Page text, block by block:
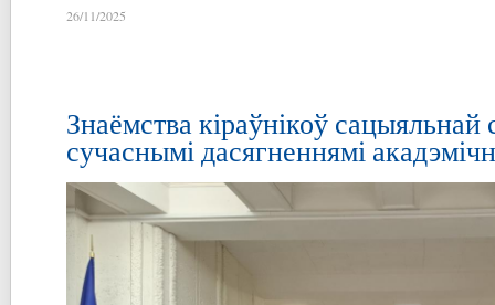
26/11/2025
Знаёмства кіраўнікоў сацыяльнай
сучаснымі дасягненнямі